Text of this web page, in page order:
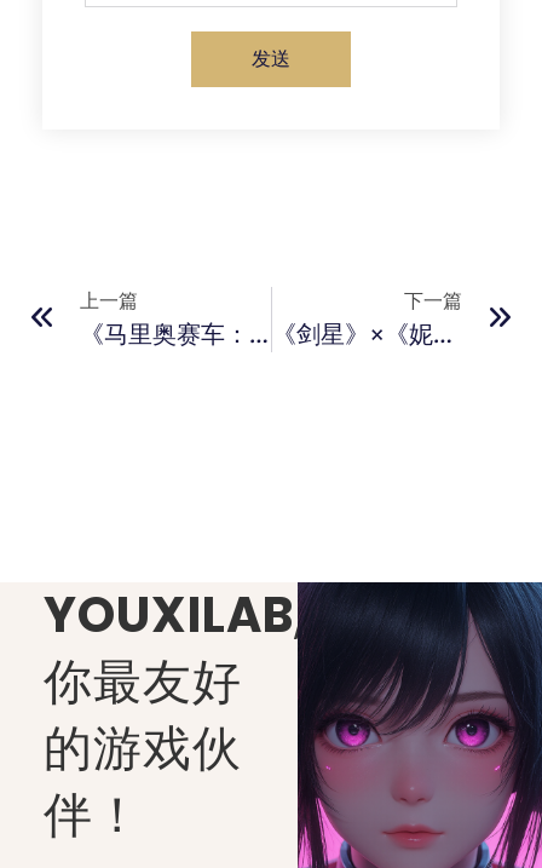
发送
上一篇
《马里奥赛车：世界》为无缝开放大世界 更多游戏详情揭露
下一篇
《剑星》×《妮姬：胜利女神》联动预告片惊喜公开！6月12日上线
YOUXILAB,
你最友好
的游戏伙
伴！